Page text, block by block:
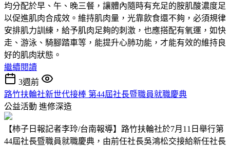
均分配於早、午、晚三餐，讓體內隨時有充足的胺肌酸濃度足
以促進肌肉合成效。維持肌肉量，光靠飲食還不夠，必須規律
安排肌力訓練，給予肌肉足夠的刺激，也應搭配有氧運，如快
走、游泳、騎腳踏車等，能提升心肺功能，才能有效的維持良
好的肌肉狀態。
繼續閱讀
3週前
路竹扶輪社新世代接棒 第44屆社長暨職員就職慶典
公益活動 進修深造
【柿子日報記者李玲/台南報導】路竹扶輪社於7月11日舉行第
44屆社長暨職員就職慶典，由前任社長吳鴻松交接給新任社長